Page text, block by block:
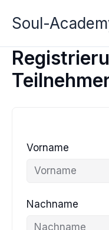
InhaltSoul-
Vorname
Nachname